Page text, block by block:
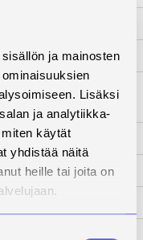
ja mainosten
Lisäksi
ja analytiikka-
käytät
yhdistää näitä
heille tai joita on
Päättynyt
Ardita Hoxha-
Jahja